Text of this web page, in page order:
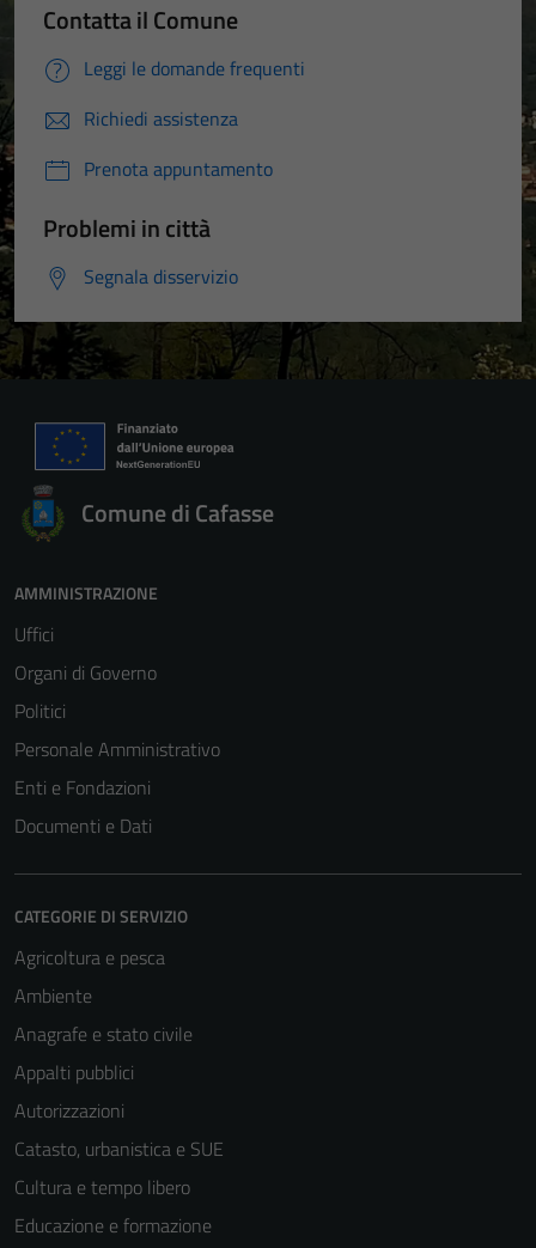
Contatta il Comune
Leggi le domande frequenti
Richiedi assistenza
Prenota appuntamento
Problemi in città
Segnala disservizio
Comune di Cafasse
AMMINISTRAZIONE
Uffici
Organi di Governo
Politici
Personale Amministrativo
Enti e Fondazioni
Documenti e Dati
CATEGORIE DI SERVIZIO
Agricoltura e pesca
Ambiente
Anagrafe e stato civile
Appalti pubblici
Autorizzazioni
Catasto, urbanistica e SUE
Cultura e tempo libero
Educazione e formazione